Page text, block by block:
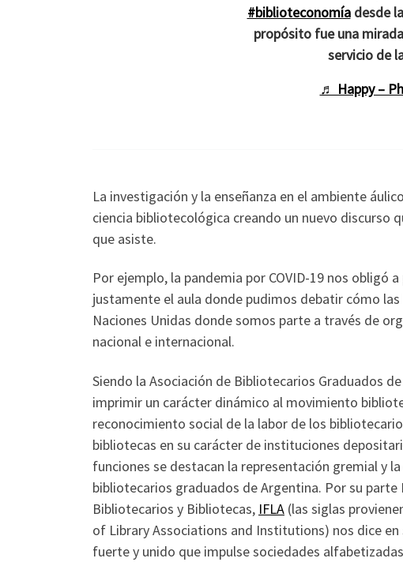
#biblioteconomíadesde
propósito fue una
servicio de
♬ Happy –
La investigación y la enseñanza en el ambiente
ciencia bibliotecológica creando un nuevo discurso
que asiste.
Por ejemplo, la pandemia por COVID-19 nos obligó
justamente el aula donde pudimos debatir cómo
Naciones Unidas donde somos parte a través de
nacional e internacional.
Siendo la Asociación de Bibliotecarios Graduados
imprimir un carácter dinámico al movimiento
reconocimiento social de la labor de los
bibliotecas en su carácter de instituciones
funciones se destacan la representación gremial y
bibliotecarios graduados de Argentina. Por su
Bibliotecarios y Bibliotecas, IFLA (las siglas
of Library Associations and Institutions) nos dice
fuerte y unido que impulse sociedades